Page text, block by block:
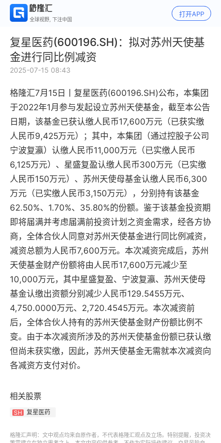
全球视野, 下注中国
打开APP
复星医药(600196.SH)：拟对苏州天使基
金进行同比例减资
2025-07-15 08:43
格隆汇7月15日丨 复星医药(600196.SH)公布， 本集团
于2022年1月参与发起设立苏州天使基金，截至本公告
日期，该基金已获认缴人民币17,600万元（已获实缴
人民币9,425万元）；其中，本集团（通过控股子公司
宁波复瀛）认缴人民币11,000万元（已实缴人民币
6,125万元）、星盛复盈认缴人民币300万元（已实缴
人民币150万元）、苏州天使母基金认缴人民币6,300
万元（已实缴人民币3,150万元），分别持有该基金
62.50%、1.70%、35.80%的份额。鉴于该基金投资期
即将届满并考虑届满前投资计划之资金需求，经各方协
商，全体合伙人同意对苏州天使基金进行同比例减资，
减资总额为人民币7,600万元。本次减资完成后，苏州
天使基金财产份额将由人民币17,600万元减少至
10,000万元，其中星盛复盈、宁波复瀛、苏州天使母
基金认缴出资额分别减少人民币129.5455万元、
4,750.0000万元、2,720.4545万元。本次减资前
后，全体合伙人持有的苏州天使基金财产份额比例不
变。由于本次减资所涉及的苏州天使基金份额已获认缴
但尚未获实缴，因此，苏州天使基金无需就本次减资向
各减资方支付对价。
相关股票
SH 复星医药
格隆汇声明：文中观点均来自原作者，不代表格隆汇观点及立场。特别提醒，投资决